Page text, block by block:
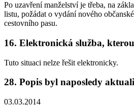
Po uzavření manželství je třeba, na
listu, požádat o vydání nového
cestovního pasu.
16. Elektronická služba,
Tuto situaci nelze řešit elektronicky.
28. Popis byl naposledy
03.03.2014